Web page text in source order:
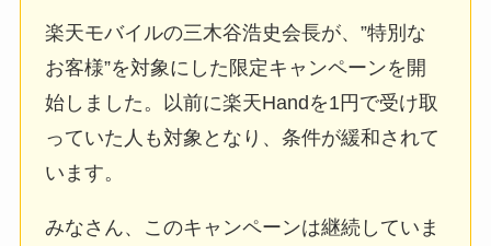
楽天モバイルの三木谷浩史会長が、”特別な
お客様”を対象にした限定キャンペーンを開
始しました。以前に楽天Handを1円で受け取
っていた人も対象 となり、条件が緩和 されて
います。
みなさん、 このキャンペーンは継続 していま